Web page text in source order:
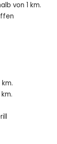
im Freien
von 5
Mittelmeer,
Denia
(innerhalb
(innerhalb
(innerhalb von
(> 100
für Familien
von 1 km.